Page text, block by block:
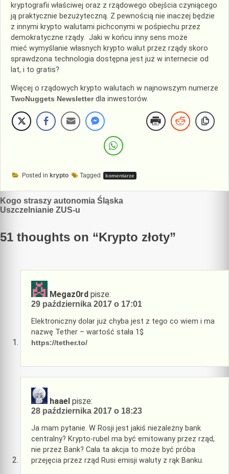
kryptografii właściwej oraz z rządowego obejścia czyniącego
ją praktycznie bezużyteczną. Z pewnością nie inaczej będzie
z innymi krypto walutami pichconymi w pośpiechu przez
demokratyczne rządy. Jaki w końcu inny sens może
mieć wymyślanie własnych krypto walut przez rządy skoro
sprawdzona technologia dostępna jest już w internecie od
lat, i to gratis?
Więcej o rządowych krypto walutach w najnowszym numerze
TwoNuggets Newsletterdla inwestorów.
Posted in krypto Tagged komentarze
Nawigacja
wpisu
Kogo straszy autonomia Śląska
Uszczelnianie ZUS-u
51 thoughts on “Krypto złoty”
Megaz0rd pisze:
29 października 2017 o 17:01
Elektroniczny dolar już chyba jest z tego co wiem i ma
nazwę Tether – wartość stała 1$
https://tether.to/
haael pisze:
28 października 2017 o 18:23
Ja mam pytanie. W Rosji jest jakiś niezależny bank
centralny? Krypto-rubel ma być emitowany przez rząd,
nie przez Bank? Cała ta akcja to może być próba
przejęcia przez rząd Rusi emisji waluty z rąk Banku.